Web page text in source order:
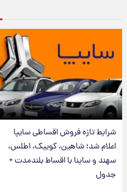
شرایط تازه فروش اقساطی سایپا
اعلام شد؛ شاهین، کوییک، اطلس،
سهند و ساینا با اقساط بلندمدت +
جدول